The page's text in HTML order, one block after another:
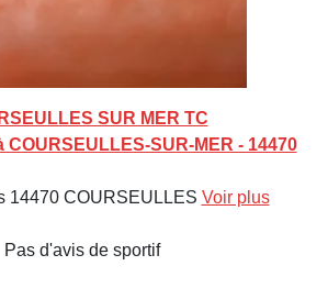
SUR MER TC
SUR-MER - 14470
14470 COURSEULLES Voir plus
Pas d'avis de sportif